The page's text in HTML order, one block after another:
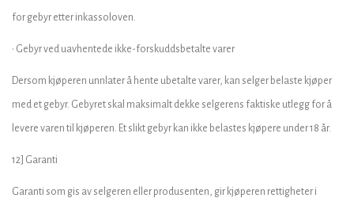
for gebyr etter inkassoloven.
• Gebyr ved uavhentede ikke-forskuddsbetalte varer
Dersom kjøperen unnlater å hente ubetalte varer, kan selger belaste kjøper
med et gebyr. Gebyret skal maksimalt dekke selgerens faktiske utlegg for å
levere varen til kjøperen. Et slikt gebyr kan ikke belastes kjøpere under 18 år.
12] Garanti
Garanti som gis av selgeren eller produsenten, gir kjøperen rettigheter i